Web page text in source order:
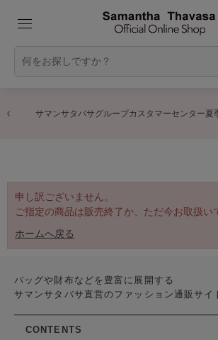
サマンサタバサグループカスタマーセンター夏
申し訳ございません。
ご指定の商品は販売終了か、ただ今お取扱い
ホームへ戻る
バッグや財布などを豊富に展開する
サマンサタバサ直営のファッション通販サイ
CONTENTS